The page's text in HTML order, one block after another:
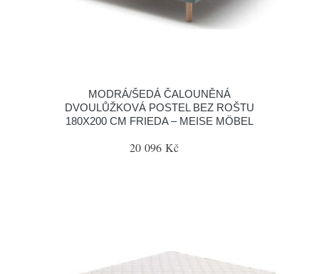
MODRÁ/ŠEDÁ ČALOUNĚNÁ
DVOULŮŽKOVÁ POSTEL BEZ ROŠTU
180X200 CM FRIEDA – MEISE MÖBEL
20 096 Kč